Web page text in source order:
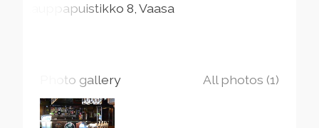
Kauppapuistikko 8 Vaasa
Photo gallery All photos (1)